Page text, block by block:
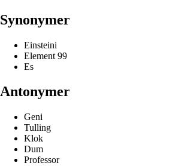
Synonymer
Einsteini
Element 99
Es
Antonymer
Geni
Tulling
Klok
Dum
Professor